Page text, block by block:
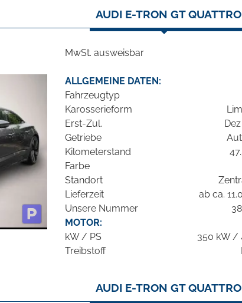
AUDI E-TRON GT QUATTRO
MwSt. ausweisbar
ALLGEMEINE DATEN:
Fahrzeugtyp
Karosserieform
Erst-Zul.
Getriebe
Kilometerstand
Farbe
Standort
Lieferzeit
ab ca.
Unsere Nummer
MOTOR:
kW / PS
350 kW /
Treibstoff
AUDI E-TRON GT QUATTRO